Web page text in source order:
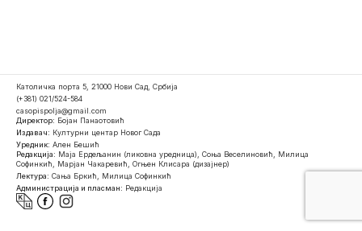
Католичка порта 5, 21000 Нови Сад, Србија
(+381) 021/524-584
casopispolja@gmail.com
Директор: Бојан Панаотовић
Издавач: Културни центар Новог Сада
Уредник: Ален Бешић
Редакција: Маја Ердељанин (ликовна уредница), Соња Веселиновић, Милица
Софинкић, Марјан Чакаревић, Огњен Клисара (дизајнер)
Лектура: Сања Бркић, Милица Софинкић
Администрација и пласман: Редакција